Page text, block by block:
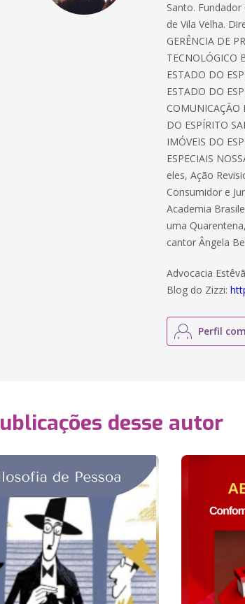
Santo.
de Vila Velha.
GERÊNCIA DE
TECNOLÓGICO
ESTADO DO
ESTADO DO
COMUNICAÇÃO
DO ESPÍRITO
IMÓVEIS DO
ESPECIAIS
eles, Ação
Consumidor e
Academia
uma
cantor Ângela
Advocacia
Blog do Zizzi:
Perfil
desse autor